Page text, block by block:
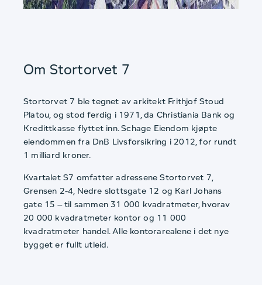
Om Stortorvet 7
Stortorvet 7 ble tegnet av arkitekt Frithjof Stoud
Platou, og stod ferdig i 1971, da Christiania Bank og
Kredittkasse flyttet inn. Schage Eiendom kjøpte
eiendommen fra DnB Livsforsikring i 2012, for rundt
1 milliard kroner.
Kvartalet S7 omfatter adressene Stortorvet 7,
Grensen 2-4, Nedre slottsgate 12 og Karl Johans
gate 15 – til sammen 31 000 kvadratmeter, hvorav
20 000 kvadratmeter kontor og 11 000
kvadratmeter handel. Alle kontorarealene i det nye
bygget er fullt utleid.